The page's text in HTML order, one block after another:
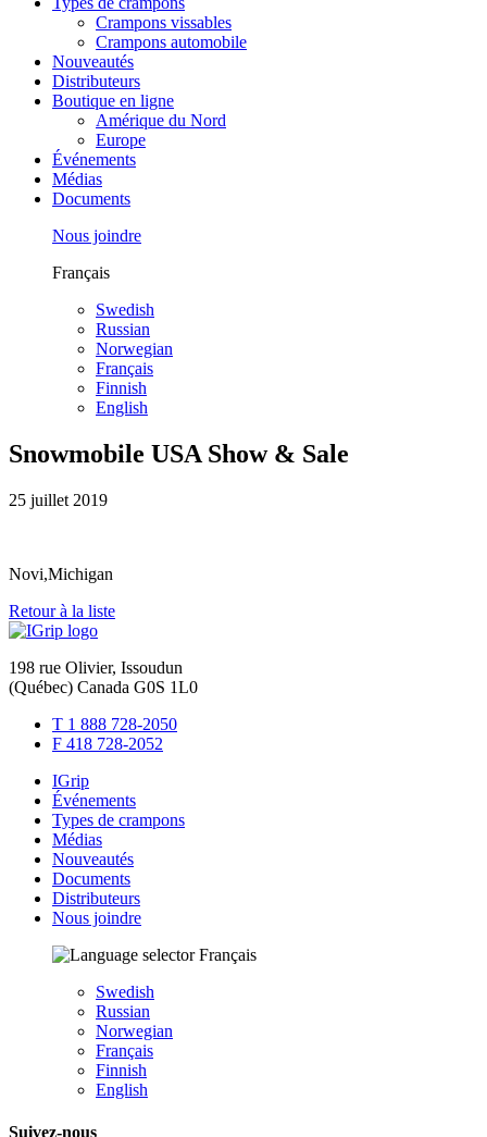
Crampons vissables
Crampons automobile
Nouveautés
Distributeurs
Boutique en ligne
Amérique du Nord
Europe
Événements
Médias
Documents
Nous joindre
Français
Swedish
Russian
Norwegian
Français
Finnish
English
Snowmobile USA Show & Sale
25 juillet 2019
Novi,Michigan
Retour à la liste
198 rue Olivier, Issoudun
(Québec) Canada G0S 1L0
T 1 888 728-2050
F 418 728-2052
IGrip
Événements
Types de crampons
Médias
Nouveautés
Documents
Distributeurs
Nous joindre
Français
Swedish
Russian
Norwegian
Français
Finnish
English
Suivez-nous